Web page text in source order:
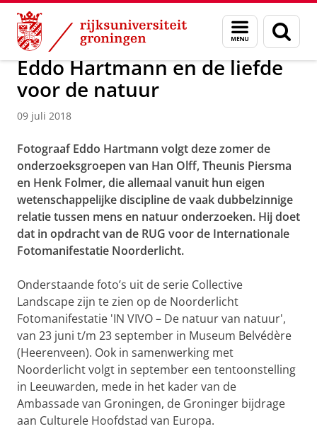
Skip
Content
Skip
Navigation
Menu
en
zoeken
Over ons Actueel Nieuws Nieuwsberichten
Eddo Hartmann en de liefde
voor de natuur
09 juli 2018
Fotograaf Eddo Hartmann volgt deze zomer de
onderzoeksgroepen van Han Olff, Theunis Piersma
en Henk Folmer, die allemaal vanuit hun eigen
wetenschappelijke discipline de vaak dubbelzinnige
relatie tussen mens en natuur onderzoeken. Hij doet
dat in opdracht van de RUG voor de Internationale
Fotomanifestatie Noorderlicht.
Onderstaande foto’s uit de serie Collective
Landscape zijn te zien op de Noorderlicht
Fotomanifestatie 'IN VIVO – De natuur van natuur',
van 23 juni t/m 23 september in Museum Belvédère
(Heerenveen). Ook in samenwerking met
Noorderlicht volgt in september een tentoonstelling
in Leeuwarden, mede in het kader van de
Ambassade van Groningen, de Groninger bijdrage
aan Culturele Hoofdstad van Europa.